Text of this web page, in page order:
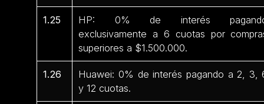
1.25
HP: 0% de interés
exclusivamente a 6 cuotas por
superiores a $1.500.000.
1.26
Huawei: 0% de interés pagando a 2, 3,
y 12 cuotas.